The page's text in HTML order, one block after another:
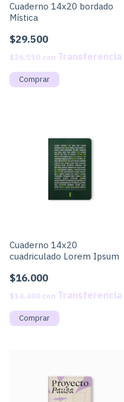
Cuaderno 14x20 bordado
Mística
$29.500
$26.550 con
Cuaderno 14x20
cuadriculado Lorem Ipsum
$16.000
$14.400 con